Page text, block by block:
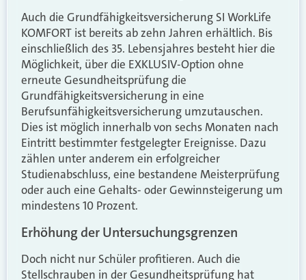
Auch die Grundfähigkeitsversicherung SI WorkLife
KOMFORT ist bereits ab zehn Jahren erhältlich. Bis
einschließlich des 35. Lebensjahres besteht hier die
Möglichkeit, über die EXKLUSIV-Option ohne
erneute Gesundheitsprüfung die
Grundfähigkeitsversicherung in eine
Berufsunfähigkeitsversicherung umzutauschen.
Dies ist möglich innerhalb von sechs Monaten nach
Eintritt bestimmter festgelegter Ereignisse. Dazu
zählen unter anderem ein erfolgreicher
Studienabschluss, eine bestandene Meisterprüfung
oder auch eine Gehalts- oder Gewinnsteigerung um
mindestens 10 Prozent.
Erhöhung der Untersuchungsgrenzen
Doch nicht nur Schüler profitieren. Auch die
Stellschrauben in der Gesundheitsprüfung hat